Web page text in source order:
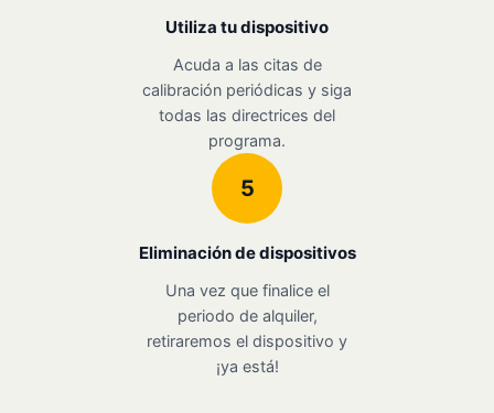
Utiliza tu dispositivo
Acuda a las citas de
calibración periódicas y siga
todas las directrices del
programa.
5
Eliminación de dispositivos
Una vez que finalice el
periodo de alquiler,
retiraremos el dispositivo y
¡ya está!